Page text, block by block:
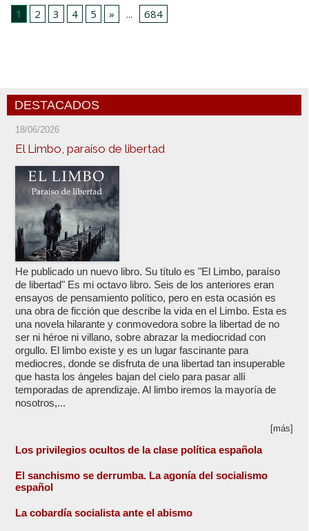
1
2 3 4 5 » ... 684
DESTACADOS
18/06/2026
El Limbo, paraíso de libertad
He publicado un nuevo libro. Su título es "El Limbo, paraíso
de libertad" Es mi octavo libro. Seis de los anteriores eran
ensayos de pensamiento político, pero en esta ocasión es
una obra de ficción que describe la vida en el Limbo. Esta es
una novela hilarante y conmovedora sobre la libertad de no
ser ni héroe ni villano, sobre abrazar la mediocridad con
orgullo. El limbo existe y es un lugar fascinante para
mediocres, donde se disfruta de una libertad tan insuperable
que hasta los ángeles bajan del cielo para pasar allí
temporadas de aprendizaje. Al limbo iremos la mayoría de
nosotros,...
[más]
Los privilegios ocultos de la clase política española
El sanchismo se derrumba. La agonía del socialismo
español
La cobardía socialista ante el abismo